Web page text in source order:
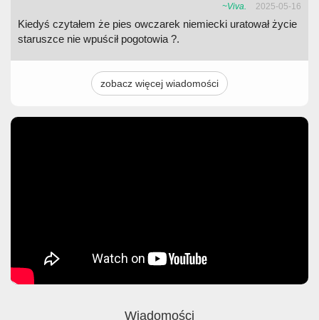
~Viva. 2025-05-16
Kiedyś czytałem że pies owczarek niemiecki uratował życie
staruszce nie wpuścił pogotowia ?.
zobacz więcej wiadomości
Wiadomości